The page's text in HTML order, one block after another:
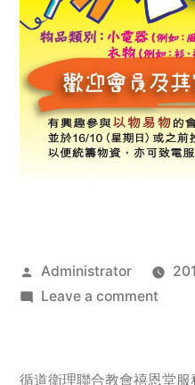
Posted
by
Administrator
Leave a commenton
服
循道衛理聯合教會禧恩堂服